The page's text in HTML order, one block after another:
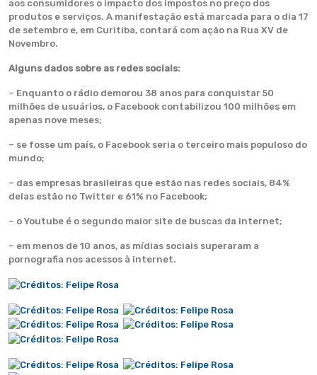
aos consumidores o impacto dos impostos no preço dos
produtos e serviços. A manifestação está marcada para o dia 17
de setembro e, em Curitiba, contará com ação na Rua XV de
Novembro.
Alguns dados sobre as redes sociais:
– Enquanto o rádio demorou 38 anos para conquistar 50
milhões de usuários, o Facebook contabilizou 100 milhões em
apenas nove meses;
– se fosse um país, o Facebook seria o terceiro mais populoso do
mundo;
– das empresas brasileiras que estão nas redes sociais, 84%
delas estão no Twitter e 61% no Facebook;
– o Youtube é o segundo maior site de buscas da internet;
– em menos de 10 anos, as mídias sociais superaram a
pornografia nos acessos à internet.